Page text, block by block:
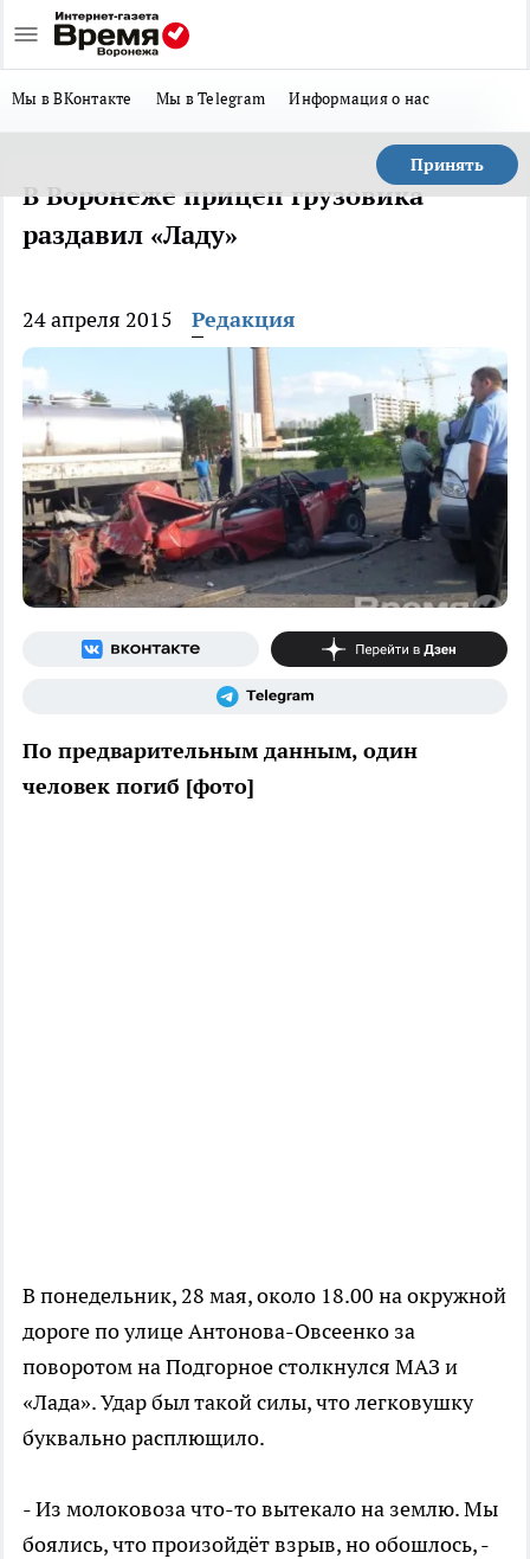
Мы в ВКонтакте Мы в Telegram Информация о нас
Принять
В Воронеже прицеп грузовика
раздавил «Ладу»
24 апреля 2015 Редакция
По предварительным данным, один
человек погиб [фото]
В понедельник, 28 мая, около 18.00 на окружной
дороге по улице Антонова-Овсеенко за
поворотом на Подгорное столкнулся МАЗ и
«Лада». Удар был такой силы, что легковушку
буквально расплющило.
- Из молоковоза что-то вытекало на землю. Мы
боялись, что произойдёт взрыв, но обошлось, -